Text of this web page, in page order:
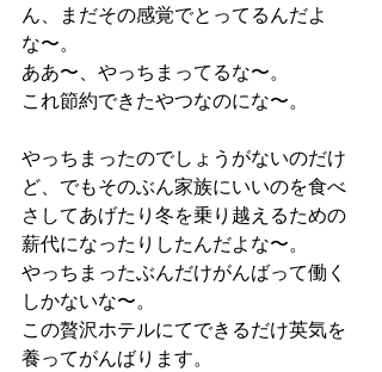
ん、まだその感覚でとってるんだよ
な〜。
ああ〜、やっちまってるな〜。
これ節約できたやつなのにな〜。
やっちまったのでしょうがないのだけ
ど、でもそのぶん家族にいいのを食べ
さしてあげたり冬を乗り越えるための
薪代になったりしたんだよな〜。
やっちまったぶんだけがんばって働く
しかないな〜。
この贅沢ホテルにてできるだけ英気を
養ってがんばります。